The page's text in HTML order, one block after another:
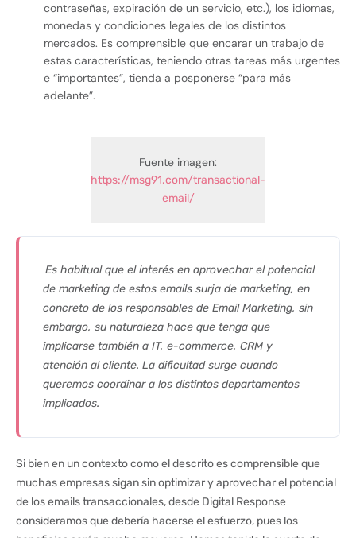
contraseñas, expiración de un servicio, etc.), los idiomas,
monedas y condiciones legales de los distintos
mercados. Es comprensible que encarar un trabajo de
estas características, teniendo otras tareas más urgentes
e “importantes”, tienda a posponerse “para más
adelante”.
Fuente imagen:
https://msg91.com/transactional-
email/
Es habitual que el interés en aprovechar el potencial
de marketing de estos emails surja de marketing, en
concreto de los responsables de Email Marketing, sin
embargo, su naturaleza hace que tenga que
implicarse también a IT, e-commerce, CRM y
atención al cliente. La dificultad surge cuando
queremos coordinar a los distintos departamentos
implicados.
Si bien en un contexto como el descrito es comprensible que
muchas empresas sigan sin optimizar y aprovechar el potencial
de los emails transaccionales, desde Digital Response
consideramos que debería hacerse el esfuerzo, pues los